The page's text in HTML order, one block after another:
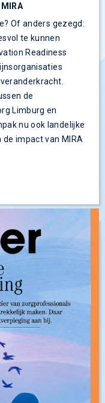
Of anders gezegd:
te kunnen
Readiness
de
Limburg en
nu ook landelijke
de impact van MIRA